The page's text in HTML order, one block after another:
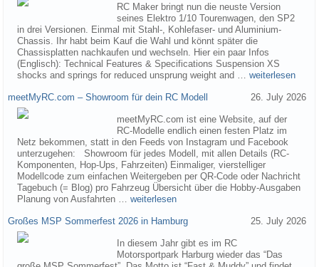
RC Maker bringt nun die neuste Version
seines Elektro 1/10 Tourenwagen, den SP2
in drei Versionen. Einmal mit Stahl-, Kohlefaser- und Aluminium-
Chassis. Ihr habt beim Kauf die Wahl und könnt später die
Chassisplatten nachkaufen und wechseln. Hier ein paar Infos
(Englisch): Technical Features & Specifications Suspension XS
shocks and springs for reduced unsprung weight and … weiterlesen
meetMyRC.com – Showroom für dein RC Modell 26. July 2026
meetMyRC.com ist eine Website, auf der
RC-Modelle endlich einen festen Platz im
Netz bekommen, statt in den Feeds von Instagram und Facebook
unterzugehen: Showroom für jedes Modell, mit allen Details (RC-
Komponenten, Hop-Ups, Fahrzeiten) Einmaliger, vierstelliger
Modellcode zum einfachen Weitergeben per QR-Code oder Nachricht
Tagebuch (= Blog) pro Fahrzeug Übersicht über die Hobby-Ausgaben
Planung von Ausfahrten … weiterlesen
Großes MSP Sommerfest 2026 in Hamburg 25. July 2026
In diesem Jahr gibt es im RC
Motorsportpark Harburg wieder das “Das